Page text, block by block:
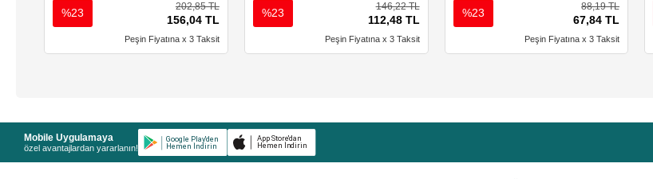
202,85 TL
156,04 TL
%23
Peşin Fiyatına x 3 Taksit
146,22 TL
112,48 TL
%23
Peşin Fiyatına x 3 Taksit
88,19 TL
67,84 TL
%23
Peşin Fiyatına x 3 Taksit
Mobile Uygulamaya
özel avantajlardan yararlanın!